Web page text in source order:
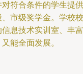
符合条件的学生提供
市级奖学金。学校校
息技术实训室、丰富
能全面发展。